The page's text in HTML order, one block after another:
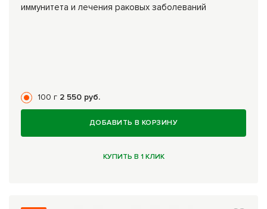
иммунитета и лечения раковых заболеваний
100 г 2 550 руб.
ДОБАВИТЬ В КОРЗИНУ
КУПИТЬ В 1 КЛИК